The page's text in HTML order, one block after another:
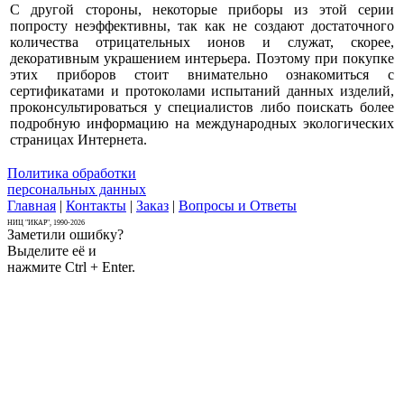
С другой стороны, некоторые приборы из этой серии
попросту неэффективны, так как не создают достаточного
количества отрицательных ионов и служат, скорее,
декоративным украшением интерьера. Поэтому при покупке
этих приборов стоит внимательно ознакомиться с
сертификатами и протоколами испытаний данных изделий,
проконсультироваться у специалистов либо поискать более
подробную информацию на международных экологических
страницах Интернета.
Политика обработки
персональных данных
Главная | Контакты | Заказ | Вопросы и Ответы
НИЦ "ИКАР", 1990-2026
Заметили ошибку?
Выделите её и
нажмите Ctrl + Enter.